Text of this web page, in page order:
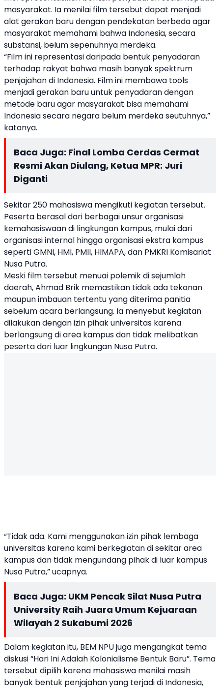
masyarakat. Ia menilai film tersebut dapat menjadi
alat gerakan baru dengan pendekatan berbeda agar
masyarakat memahami bahwa Indonesia, secara
substansi, belum sepenuhnya merdeka.
“Film ini representasi daripada bentuk penyadaran
terhadap rakyat bahwa masih banyak spektrum
penjajahan di Indonesia. Film ini membawa tools
menjadi gerakan baru untuk penyadaran dengan
metode baru agar masyarakat bisa memahami
Indonesia secara negara belum merdeka seutuhnya,”
katanya.
Baca Juga: Final Lomba Cerdas Cermat
Resmi Akan Diulang, Ketua MPR: Juri
Diganti
Sekitar 250 mahasiswa mengikuti kegiatan tersebut.
Peserta berasal dari berbagai unsur organisasi
kemahasiswaan di lingkungan kampus, mulai dari
organisasi internal hingga organisasi ekstra kampus
seperti GMNI, HMI, PMII, HIMAPA, dan PMKRI Komisariat
Nusa Putra.
Meski film tersebut menuai polemik di sejumlah
daerah, Ahmad Brik memastikan tidak ada tekanan
maupun imbauan tertentu yang diterima panitia
sebelum acara berlangsung. Ia menyebut kegiatan
dilakukan dengan izin pihak universitas karena
berlangsung di area kampus dan tidak melibatkan
peserta dari luar lingkungan Nusa Putra.
“Tidak ada. Kami menggunakan izin pihak lembaga
universitas karena kami berkegiatan di sekitar area
kampus dan tidak mengundang pihak di luar kampus
Nusa Putra,” ucapnya.
Baca Juga: UKM Pencak Silat Nusa Putra
University Raih Juara Umum Kejuaraan
Wilayah 2 Sukabumi 2026
Dalam kegiatan itu, BEM NPU juga mengangkat tema
diskusi “Hari Ini Adalah Kolonialisme Bentuk Baru”. Tema
tersebut dipilih karena mahasiswa menilai masih
banyak bentuk penjajahan yang terjadi di Indonesia,